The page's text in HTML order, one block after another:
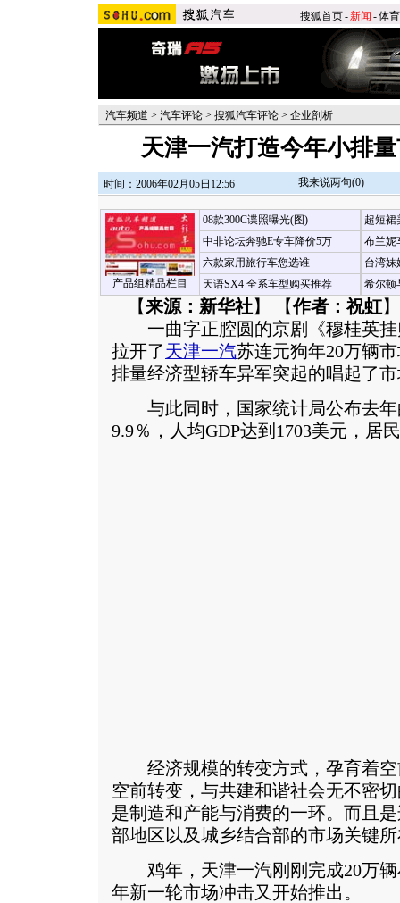
搜狐首页-新闻 -体育
汽车频道 > 汽车评论 > 搜狐汽车评论 > 企业剖析
天津一汽打造今年小排
时间：2006年02月05日12:56 我来说两句(0)
产品组精品栏目
08款300C谍照曝光(图)
中非论坛奔驰E专车降价5万
六款家用旅行车您选谁
天语SX4 全系车型购买推荐
超短裙
布兰妮
台湾妹
希尔顿
【来源：新华社】 【作者：祝虹】
一曲字正腔圆的京剧《穆桂英挂
拉开了天津一汽苏连元狗年20万辆
排量经济型轿车异军突起的唱起了
与此同时，国家统计局公布去年
9.9％，人均GDP达到1703美元，居
经济规模的转变方式，孕育着空
空前转变，与共建和谐社会无不密
是制造和产能与消费的一环。而且
部地区以及城乡结合部的市场关键
鸡年，天津一汽刚刚完成20万辆
年新一轮市场冲击又开始推出。